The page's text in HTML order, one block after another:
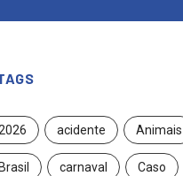
acidente Animais
Brasil carnaval Caso